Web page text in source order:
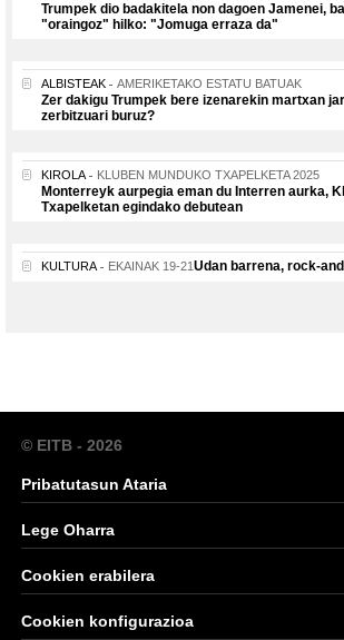
Trumpek dio badakitela non dagoen Jamenei,
"oraingoz" hilko: "Jomuga erraza da"
ALBISTEAK AMERIKETAKO ESTATU BATUAK
Zer dakigu Trumpek bere izenarekin martxan
zerbitzuari buruz?
KIROLA KLUBEN MUNDUKO TXAPELKETA 2025
Monterreyk aurpegia eman du Interren aurka,
Txapelketan egindako debutean
KULTURA EKAINAK 19-21Udan barrena, rock-
© EITB - 2026
Pribatutasun Ataria
Lege Oharra
Cookien erabilera
Cookien konfigurazioa